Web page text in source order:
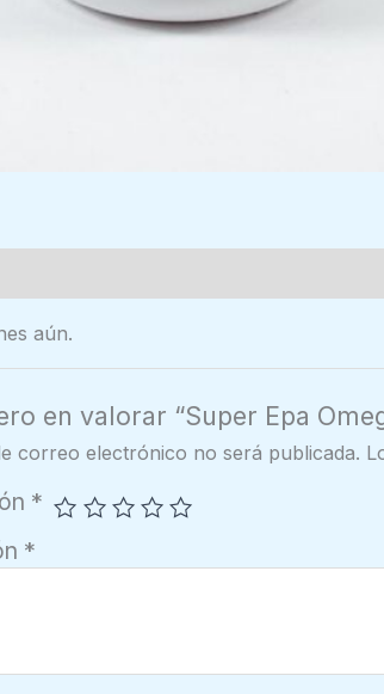
aún.
en valorar “Super Epa
correo electrónico no será publicada.
*
*